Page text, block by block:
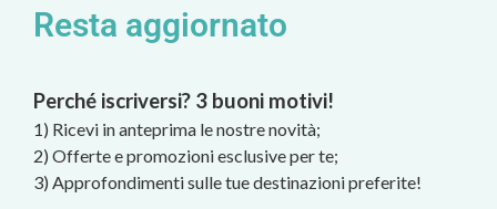
Resta aggiornato
Perché iscriversi? 3 buoni motivi!
1) Ricevi in anteprima le nostre novità;
2) Offerte e promozioni esclusive per te;
3) Approfondimenti sulle tue destinazioni preferite!